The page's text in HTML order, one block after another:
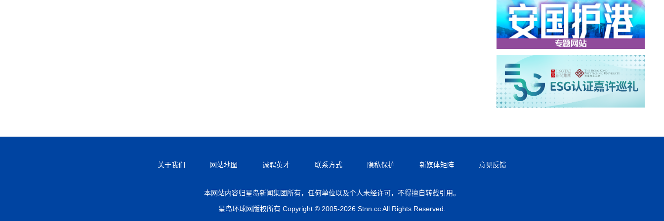
关于我们 网站地图 诚聘英才 联系方式 隐私保护 新媒体矩阵 意见反馈
本网站内容归星岛新闻集团所有，任何单位以及个人未经许可，不得擅自转载引用。
星岛环球网版权所有 Copyright © 2005-2026 Stnn.cc All Rights Reserved.